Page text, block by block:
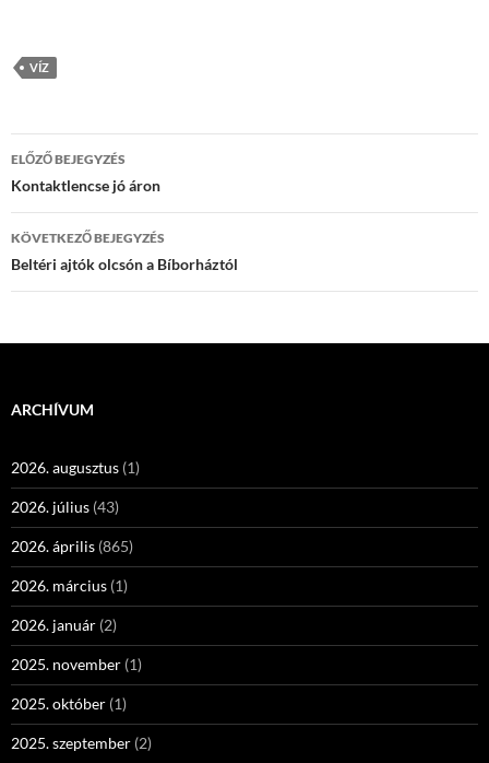
VÍZ
Bejegyzés
navigáció
ELŐZŐ BEJEGYZÉS
Kontaktlencse jó áron
KÖVETKEZŐ BEJEGYZÉS
Beltéri ajtók olcsón a Bíborháztól
ARCHÍVUM
2026. augusztus (1)
2026. július (43)
2026. április (865)
2026. március (1)
2026. január (2)
2025. november (1)
2025. október (1)
2025. szeptember (2)